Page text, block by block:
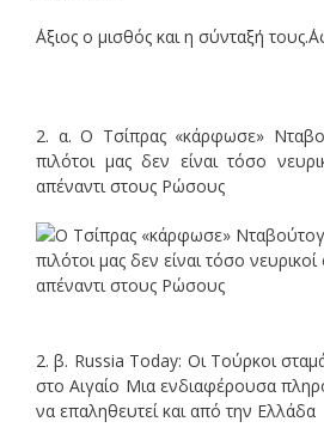
΄Αξιος ο μισθός και η σύνταξή
2. α. Ο Τσίπρας «κάρφωσε»
πιλότοι μας δεν είναι τόσο
απέναντι στους Ρώσους
2. β. Russia Today: Oι Τούρκοι
στο Αιγαίο Μια ενδιαφέρουσα
να επαληθευτεί και από την Ελλάδα